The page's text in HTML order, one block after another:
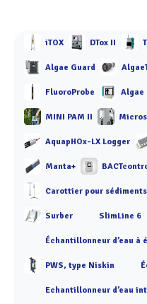
iTOX DTox II
Algae Guard
FluoroProbe Algae
MINI PAM II
AquapHOx-LX Logger
Manta+
Carottier pour sédiments
Surber SlimLine 6
Échantillonneur d’eau à
PWS, type Niskin
Echantillonneur d’eau